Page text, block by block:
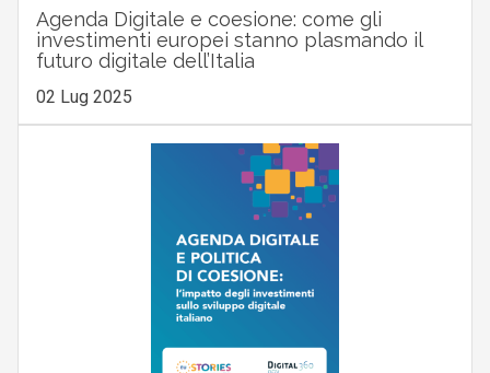
Agenda Digitale e coesione: come gli
investimenti europei stanno plasmando il
futuro digitale dell’Italia
02 Lug 2025